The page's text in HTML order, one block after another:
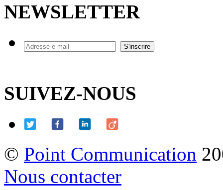
NEWSLETTER
SUIVEZ-NOUS
© Point Communication
Nous contacter